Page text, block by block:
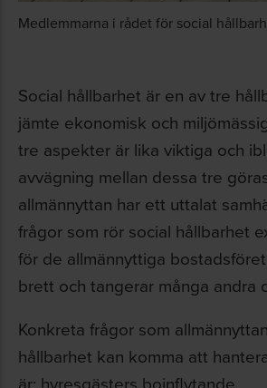
Medlemmarna i rådet för social
Social hållbarhet är en av tre
jämte ekonomisk och
tre aspekter är lika viktiga och
avvägning mellan dessa tre
allmännyttan har ett uttalat
frågor som rör social hållbarhet
för de allmännyttiga
brett och tangerar många andra
Konkreta frågor som
hållbarhet kan komma att